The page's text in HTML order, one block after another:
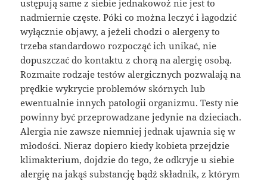
ustępują same z siebie jednakowoż nie jest to
nadmiernie częste. Póki co można leczyć i łagodzić
wyłącznie objawy, a jeżeli chodzi o alergeny to
trzeba standardowo rozpocząć ich unikać, nie
dopuszczać do kontaktu z chorą na alergię osobą.
Rozmaite rodzaje testów alergicznych pozwalają na
prędkie wykrycie problemów skórnych lub
ewentualnie innych patologii organizmu. Testy nie
powinny być przeprowadzane jedynie na dzieciach.
Alergia nie zawsze niemniej jednak ujawnia się w
młodości. Nieraz dopiero kiedy kobieta przejdzie
klimakterium, dojdzie do tego, że odkryje u siebie
alergię na jakąś substancję bądź składnik, z którym